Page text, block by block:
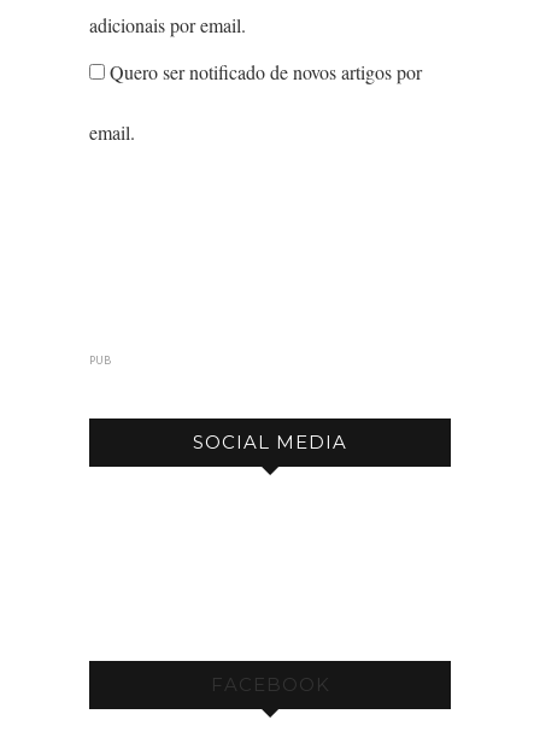
adicionais por email.
Quero ser notificado de novos artigos por
email.
PUB
SOCIAL MEDIA
FACEBOOK